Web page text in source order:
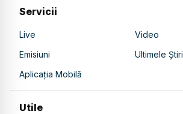
Servicii
Live
Video
Emisiuni
Ultimele Știri
Aplicația Mobilă
Utile